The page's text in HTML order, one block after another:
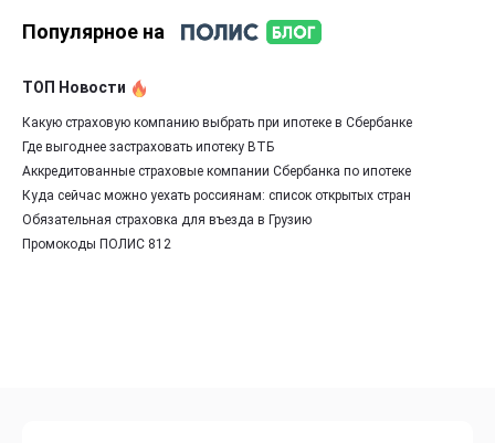
Популярное на
ТОП Новости
Какую страховую компанию выбрать при ипотеке в Сбербанке
Где выгоднее застраховать ипотеку ВТБ
Аккредитованные страховые компании Сбербанка по ипотеке
Куда сейчас можно уехать россиянам: список открытых стран
Обязательная страховка для въезда в Грузию
Промокоды ПОЛИС 812